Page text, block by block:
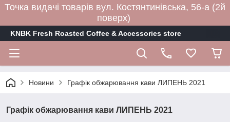
Точка видачі товарів вул. Костянтинівська, 56-а (2й
поверх)
KNBK Fresh Roasted Coffee & Accessories store
Новини Графік обжарювання кави ЛИПЕНЬ 2021
Графік обжарювання кави ЛИПЕНЬ 2021